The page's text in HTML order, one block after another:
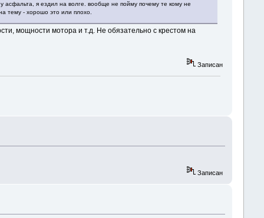
асфальта, я ездил на волге. вообще не пойму почему те кому не
тему - хорошо это или плохо.
мощности мотора и т.д. Не обязательно с крестом на
Записан
Записан